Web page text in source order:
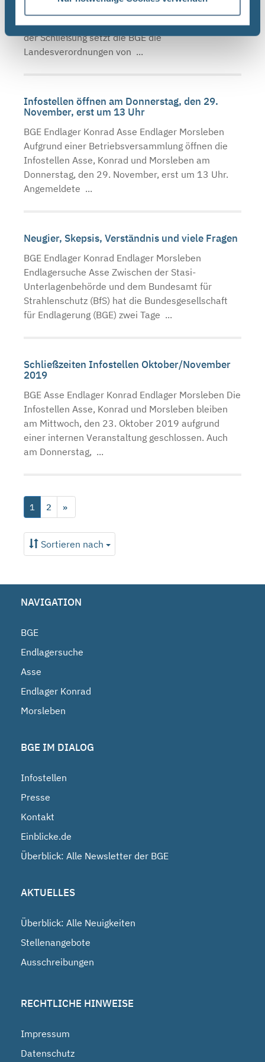
die Infostellen Asse, Konrad und Morsleben. Mit
der Schließung setzt die BGE die
Landesverordnungen von ...
Infostellen öffnen am Donnerstag, den 29.
November, erst um 13 Uhr
BGE Endlager Konrad Asse Endlager Morsleben
Aufgrund einer Betriebsversammlung öffnen die
Infostellen Asse, Konrad und Morsleben am
Donnerstag, den 29. November, erst um 13 Uhr.
Angemeldete ...
Neugier, Skepsis, Verständnis und viele Fragen
BGE Endlager Konrad Endlager Morsleben
Endlagersuche Asse Zwischen der Stasi-
Unterlagenbehörde und dem Bundesamt für
Strahlenschutz (BfS) hat die Bundesgesellschaft
für Endlagerung (BGE) zwei Tage ...
Schließzeiten Infostellen Oktober/November
2019
BGE Asse Endlager Konrad Endlager Morsleben Die
Infostellen Asse, Konrad und Morsleben bleiben
am Mittwoch, den 23. Oktober 2019 aufgrund
einer internen Veranstaltung geschlossen. Auch
am Donnerstag, ...
1 2 »
Sortieren nach
NAVIGATION
BGE
Endlagersuche
Asse
Endlager Konrad
Morsleben
BGE IM DIALOG
Infostellen
Presse
Kontakt
Einblicke.de
Überblick: Alle Newsletter der BGE
AKTUELLES
Überblick: Alle Neuigkeiten
Stellenangebote
Ausschreibungen
RECHTLICHE HINWEISE
Impressum
Datenschutz